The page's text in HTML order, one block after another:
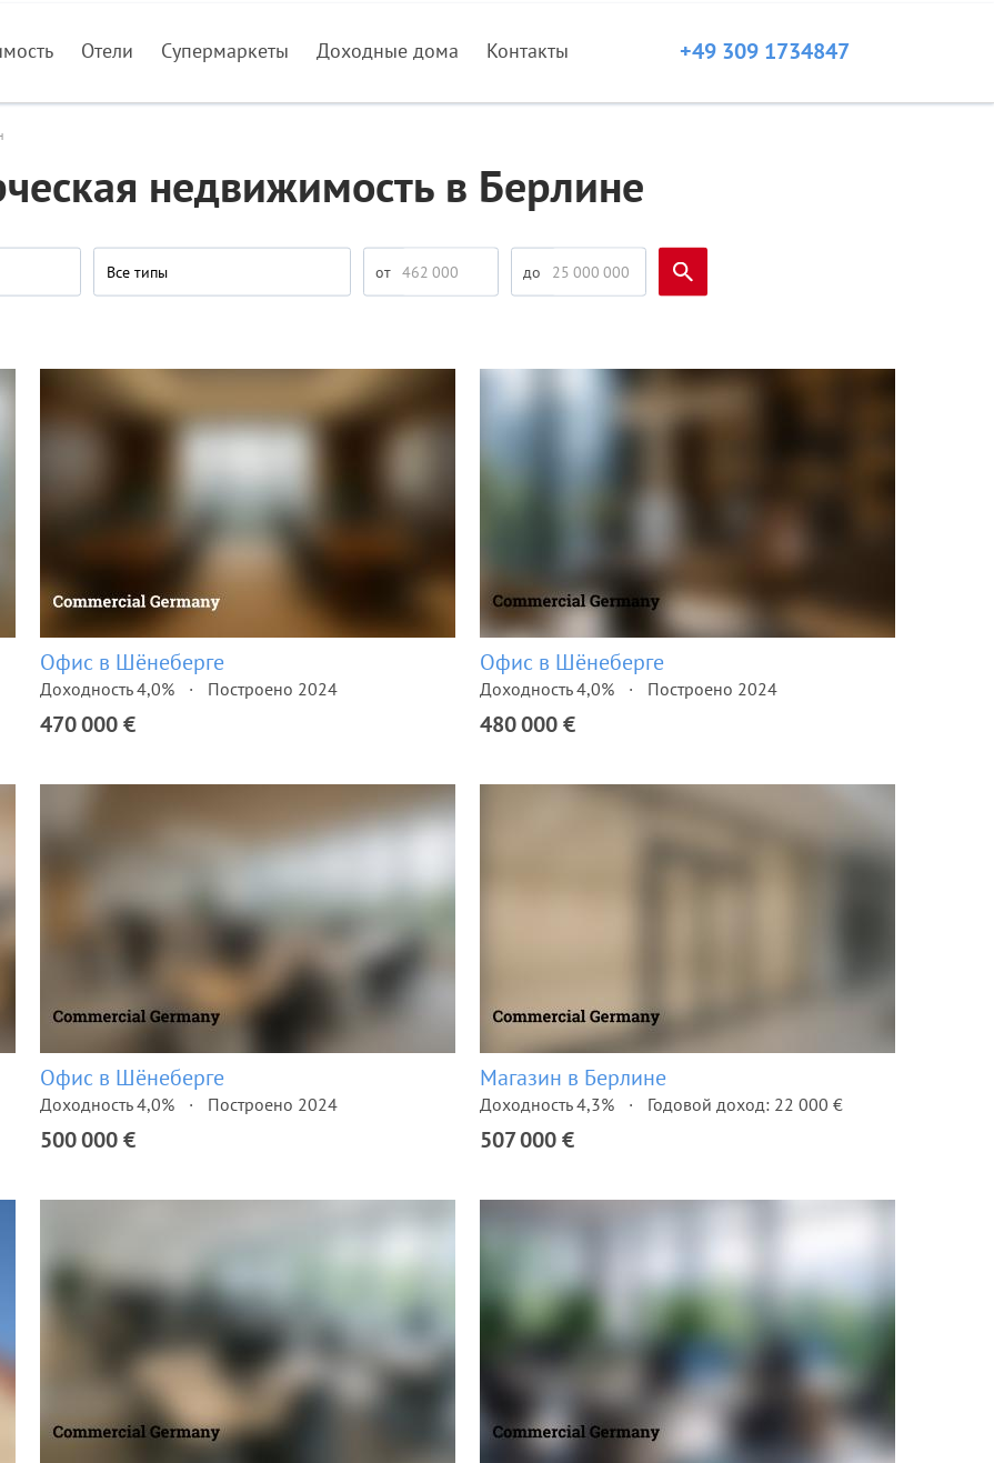
Отели Супермаркеты Доходные дома Контакты +49 309 1734847
недвижимость в Берлине
Все типы
Офис в Шёнеберге
Доходность 4,0% Построено 2024
470 000 €
Офис в Шёнеберге
Доходность 4,0% Построено 2024
480 000 €
Офис в Шёнеберге
Доходность 4,0% Построено 2024
500 000 €
Магазин в Берлине
Доходность 4,3% Годовой доход: 22 000 €
507 000 €